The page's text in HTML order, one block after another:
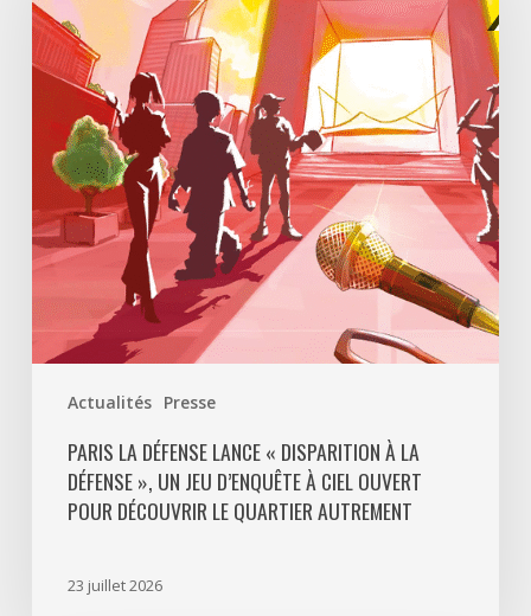
Actualités Presse
lance
«
Disparition
Défense
un
jeu
d’enquête
à
ciel
découvrir
quartier
PARIS LA DÉFENSE LANCE « DISPARITION À LA
DÉFENSE », UN JEU D’ENQUÊTE À CIEL OUVERT
POUR DÉCOUVRIR LE QUARTIER AUTREMENT
23 juillet 2026